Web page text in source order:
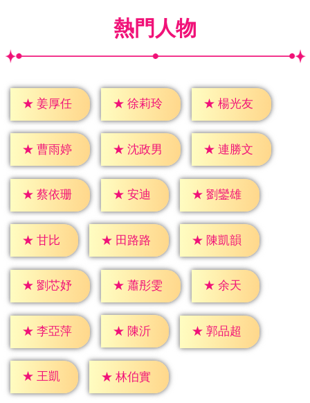
熱門人物
★ 姜厚任 ★ 徐莉玲 ★ 楊光友
★ 曹雨婷 ★ 沈政男 ★ 連勝文
★ 蔡依珊 ★ 安迪 ★ 劉鑾雄
★ 甘比 ★ 田路路 ★ 陳凱韻
★ 劉芯妤 ★ 蕭彤雯 ★ 余天
★ 李亞萍 ★ 陳沂 ★ 郭品超
★ 王凱 ★ 林伯實